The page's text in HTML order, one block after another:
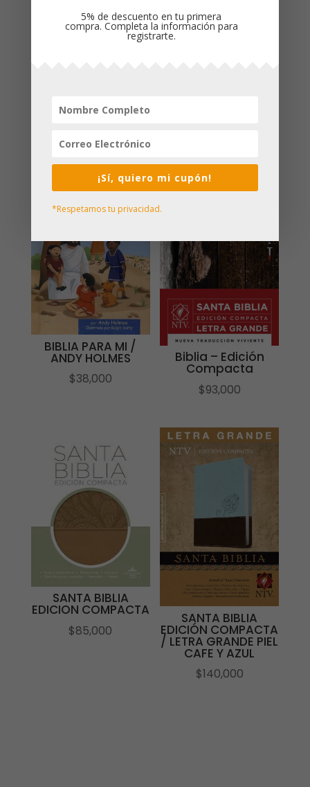
principales
Recursos para el obrero cristiano
Cronología, concordancia e índice de
Productos relacionados
BIBLIA PARA MI /
ANDY HOLMES
$38,000
Biblia – Edición
Compacta
$93,000
SANTA BIBLIA
EDICION COMPACTA
$85,000
SANTA BIBLIA
EDICIÓN COMPACTA
/ LETRA GRANDE PIEL
CAFE Y AZUL
$140,000
5% de descuento en tu primera
compra. Completa la información para
registrarte.
¡Sí, quiero mi cupón!
*Respetamos tu privacidad.